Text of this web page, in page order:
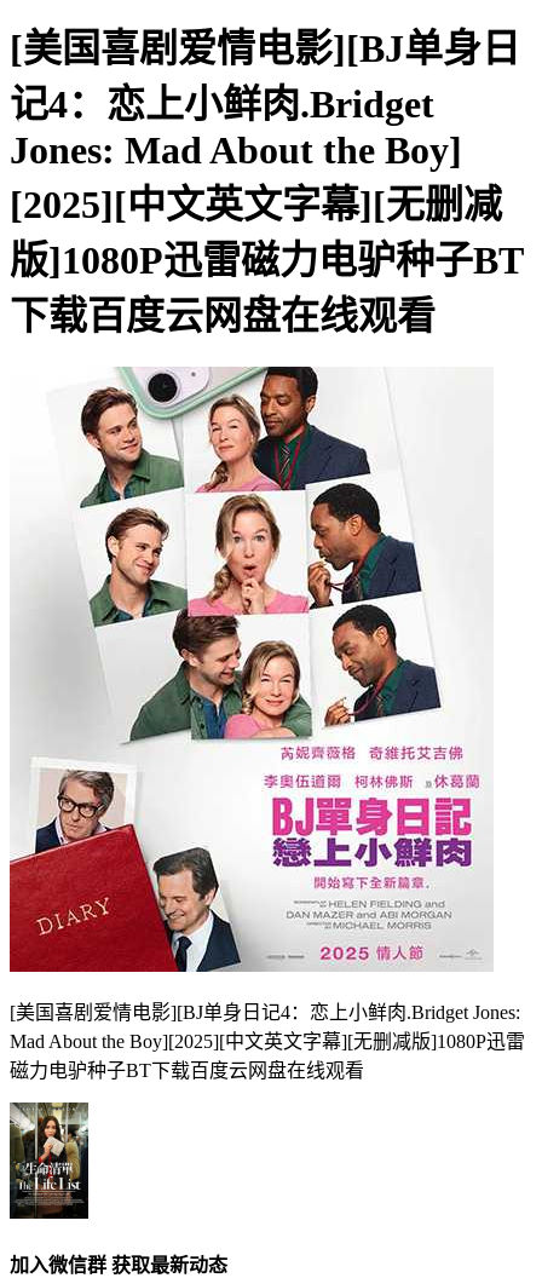
[美国喜剧爱情电影][BJ单身日
记4：恋上小鲜肉.Bridget
Jones: Mad About the Boy]
[2025][中文英文字幕][无删减
版]1080P迅雷磁力电驴种子BT
下载百度云网盘在线观看
[美国喜剧爱情电影][BJ单身日记4：恋上小鲜肉.Bridget Jones:
Mad About the Boy][2025][中文英文字幕][无删减版]1080P迅雷
磁力电驴种子BT下载百度云网盘在线观看
加入微信群 获取最新动态